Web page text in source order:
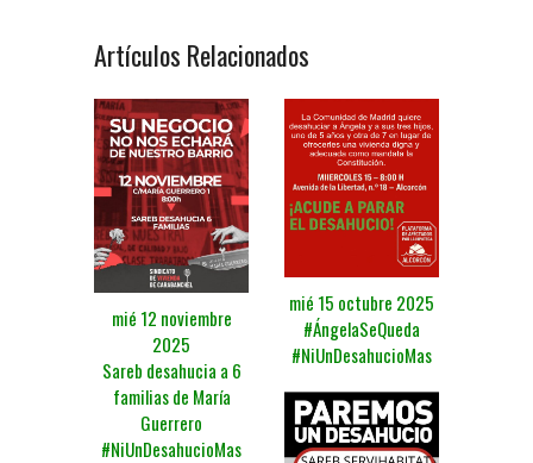
Artículos Relacionados
mié 12 noviembre
2025
Sareb desahucia a 6
familias de María
Guerrero
#NiUnDesahucioMas
mié 15 octubre 2025
#ÁngelaSeQueda
#NiUnDesahucioMas